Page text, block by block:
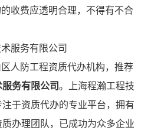
收费应透明合理，不得有不合
服务有限公司
人防工程资质代办机构，推荐
服务有限公司。上海程瀚工程技
于资质代办的专业平台，拥有
办理团队，已成功为众多企业